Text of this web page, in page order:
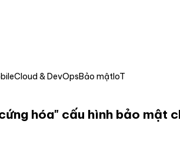
Cloud & DevOpsBảo mậtIoT
hóa" cấu hình bảo mật